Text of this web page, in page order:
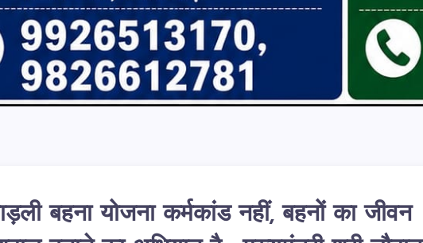
बहना योजना कर्मकांड नहीं, बहनों का जीवन